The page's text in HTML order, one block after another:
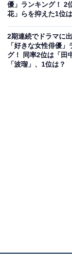
2位に選ばれたの
（TBS系）で技
す。大泉洋さん
る盲目のFBI捜査
優」ランキング！ 2
花」らを抑えた1位
2期連続でドラマに
「好きな女性俳優」
グ！ 同率2位は「田
「波瑠」、1位は？